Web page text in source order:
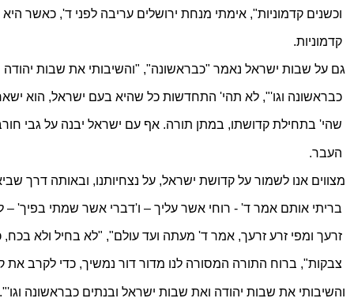
וכשנים קדמוניות", אימתי מנחת ירושלים עריבה לפני ד', כאשר היא
קדמוניות.
גם על שבות ישראל נאמר "כבראשונה", "והשיבותי את שבות
כבראשונה וגו'", לא תהי' התחדשות כל שהיא בעם ישראל, הוא
שהי' בתחילת קדושתו, במתן תורה. אף עם ישראל יבנה על גבי
העבר.
מצווים אנו לשמור על קדושת ישראל, על נצחיותנו, ובאותה דרך
בריתי אותם אמר ד' - רוחי אשר עליך – ו'דברי אשר שמתי בפיך' –
זרעך ומפי זרע זרעך, אמר ד' מעתה ועד עולם", "לא בחיל ולא
צבקות", ברוח התורה המסורה לנו מדור דור נמשיך, כדי לקרב את
והשיבותי את שבות יהודה ואת שבות ישראל ובנתים כבראשונה